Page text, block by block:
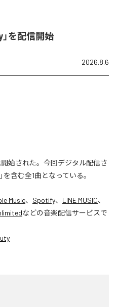
を配信開始
2026.8.6
開始された。今回デジタル配信さ
を含む全1曲となっている。
Music、 Spotify、 LINE MUSIC、
などの音楽配信サービスで